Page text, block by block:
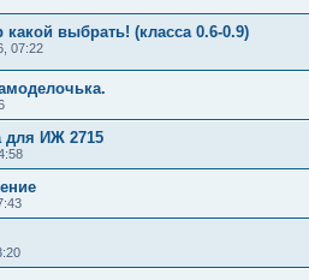
какой выбрать! (класса 0.6-0.9)
07:22
для ИЖ 2715